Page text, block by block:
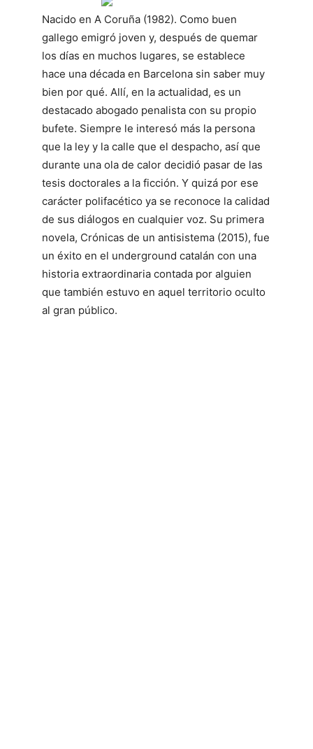
Nacido en A Coruña (1982). Como buen
gallego emigró joven y, después de quemar
los días en muchos lugares, se establece
hace una década en Barcelona sin saber muy
bien por qué. Allí, en la actualidad, es un
destacado abogado penalista con su propio
bufete. Siempre le interesó más la persona
que la ley y la calle que el despacho, así que
durante una ola de calor decidió pasar de las
tesis doctorales a la ficción. Y quizá por ese
carácter polifacético ya se reconoce la calidad
de sus diálogos en cualquier voz. Su primera
novela, Crónicas de un antisistema (2015), fue
un éxito en el underground catalán con una
historia extraordinaria contada por alguien
que también estuvo en aquel territorio oculto
al gran público.